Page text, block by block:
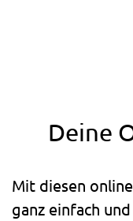
Deine
Mit diesen
ganz einfach